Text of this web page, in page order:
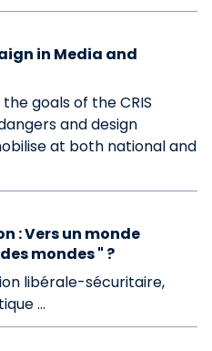
in Media and
goals of the CRIS
and design
at both national and
: Vers un monde
mondes " ?
libérale-sécuritaire,
…